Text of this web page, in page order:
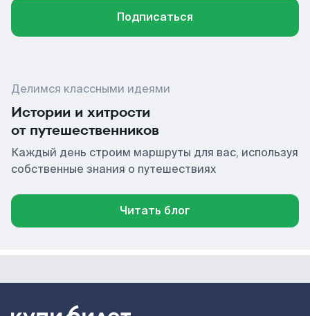
Подписаться
Делимся классными идеями
Истории и хитрости
от путешественников
Каждый день строим маршруты для вас, используя
собственные знания о путешествиях
Читать блог